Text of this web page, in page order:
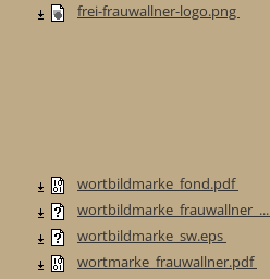
frei-frauwallner-logo.png
wortbildmarke_fond.pdf
wortbildmarke_frauwallner_...
wortbildmarke_sw.eps
wortmarke_frauwallner.pdf